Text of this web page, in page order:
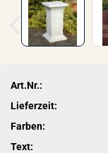
Art.Nr.:
Lieferzeit:
Farben:
Text: